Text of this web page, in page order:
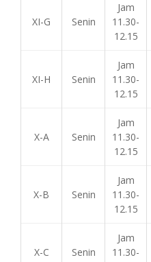
XI-G Senin
Jam
11.30-
12.15
XI-H Senin
Jam
11.30-
12.15
X-A Senin
Jam
11.30-
12.15
X-B Senin
Jam
11.30-
12.15
X-C Senin
Jam
11.30-